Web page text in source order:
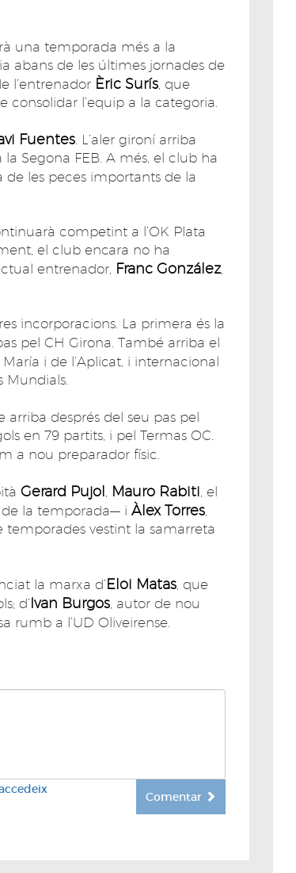
una temporada més a la
abans de les últimes jornades de
l’entrenador Èric Surís , que
l’equip a la categoria.
Fuentes . L’aler gironí arriba
Segona FEB. A més, el club ha
de les peces importants de la
competint a l’OK Plata
el club encara no ha
entrenador, Franc González,
incorporacions. La primera és la
pel CH Girona. També arriba el
i de l’Aplicat, i internacional
arriba després del seu pas pel
en 79 partits, i pel Termas OC.
a nou preparador físic.
Gerard Pujol Mauro Rabiti , el
la temporada— i Àlex Torres
vestint la samarreta
la marxa d’Eloi Matas , que
d’Ivan Burgos , autor de nou
rumb a l’UD Oliveirense.
Comentar